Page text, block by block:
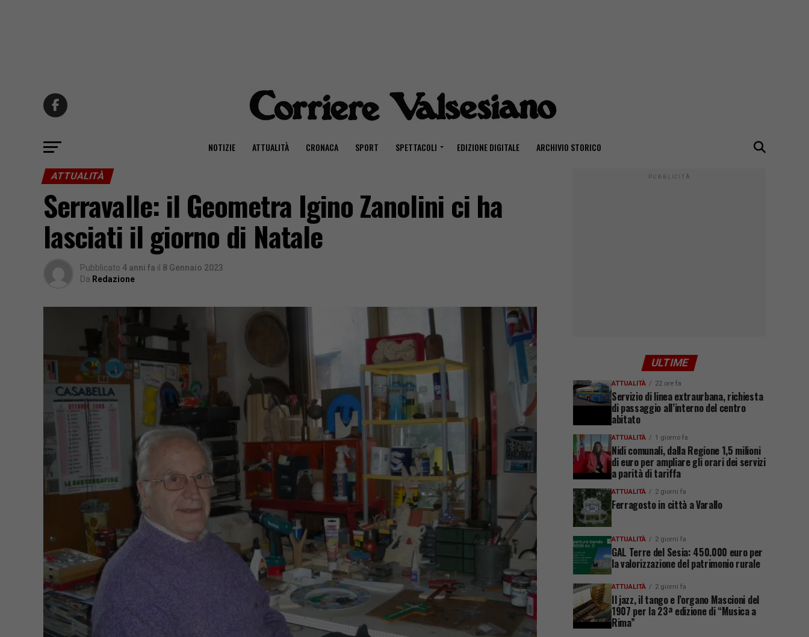
NOTIZIE ATTUALITÀ CRONACA SPORT SPETTACOLI EDIZIONE DIGITALE ARCHIVIO STORICO
ATTUALITÀ
Serravalle: il Geometra Igino Zanolini ci ha
lasciati il giorno di Natale
Pubblicato 4 anni fa il 8 Gennaio 2023
Da Redazione
PUBBLICITÀ
ULTIME
ATTUALITÀ 22 ore fa
Servizio di linea extraurbana, richiesta
di passaggio all’interno del centro
abitato
ATTUALITÀ 1 giorno fa
Nidi comunali, dalla Regione 1,5 milioni
di euro per ampliare gli orari dei servizi
a parità di tariffa
ATTUALITÀ 2 giorni fa
Ferragosto in città a Varallo
ATTUALITÀ 2 giorni fa
GAL Terre del Sesia: 450.000 euro per
la valorizzazione del patrimonio rurale
ATTUALITÀ 2 giorni fa
Il jazz, il tango e l’organo Mascioni del
1907 per la 23ª edizione di “Musica a
Rima”